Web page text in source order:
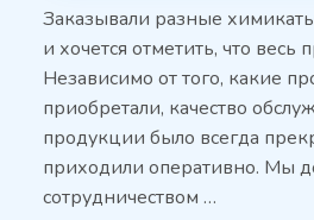
Заказывали разные
и хочется отметить, что весь
Независимо от того, какие
приобретали, качество
продукции было всегда
приходили оперативно. Мы
сотрудничеством …